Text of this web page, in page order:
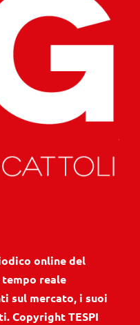
online del
reale
sul mercato, i suoi
Copyright TESPI